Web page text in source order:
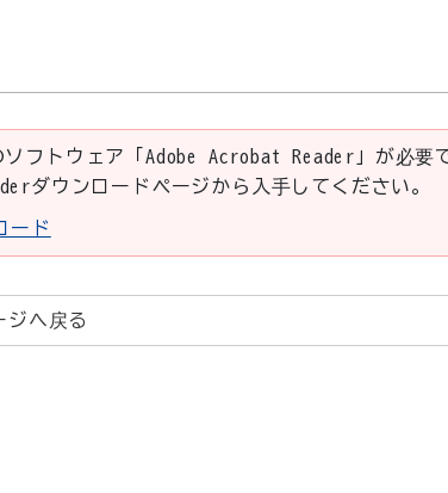
ソフトウェア「Adobe Acrobat Reader」が必要
ダウンロードページから入手してください。
ード
ジへ戻る